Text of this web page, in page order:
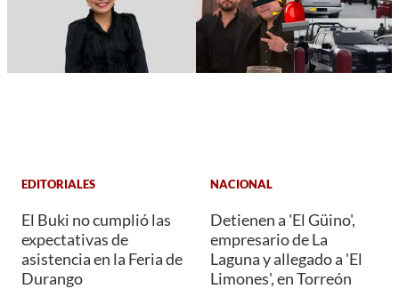
EDITORIALES
El Buki no cumplió las
expectativas de
asistencia en la Feria de
Durango
NACIONAL
Detienen a 'El Güino',
empresario de La
Laguna y allegado a 'El
Limones', en Torreón